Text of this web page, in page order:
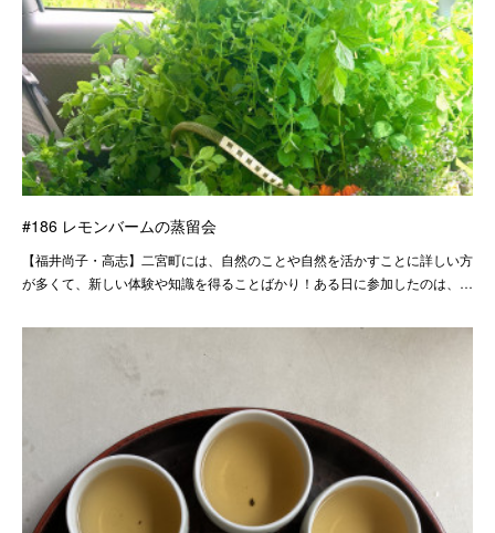
#186 レモンバームの蒸留会
【福井尚子・高志】二宮町には、自然のことや自然を活かすことに詳しい方
が多くて、新しい体験や知識を得ることばかり！ある日に参加したのは、…